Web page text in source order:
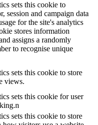
sets this cookie to
session and campaign data
for the site's analytics
stores information
assigns a randomly
to recognise unique
sets this cookie to store
views.
sets this cookie for user
sets this cookie to store